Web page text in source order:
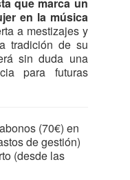
en la música
a mestizajes y
tradición de su
sin duda una
para futuras
(70€) en
de gestión)
(desde las